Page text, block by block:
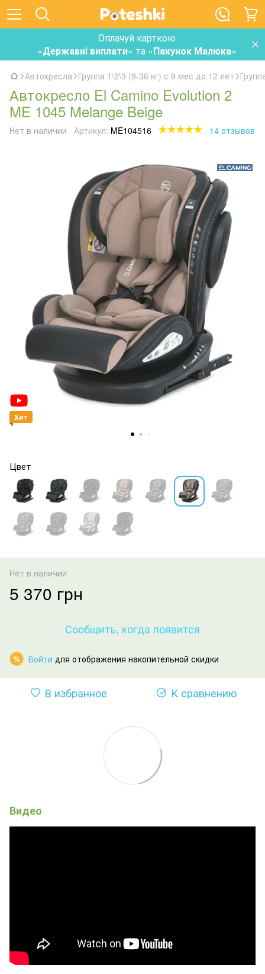
Оплачуй карткою
«Державні виплати» та «Пакунок Малюка»
Автокресла Группа 1\2\3 (9-36 кг) с 9 мес до 12 лет
Автокресло El Camino Evolution 2
ME 1045 Melange Beige
Нет в наличии Артикул: ME104516 14 отзывов
Хит
Цвет
Нет в наличии
5 370 грн
Сообщить, когда появится
% Войти для отображения накопительной скидки
В избранное К сравнению
Видео